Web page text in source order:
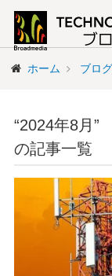
ホーム ブログ
“2024年8月”
の記事一覧